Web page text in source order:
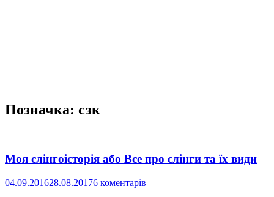
Позначка: сзк
Моя слінгоісторія або Все про слінги та їх види
04.09.201628.08.20176 коментарів